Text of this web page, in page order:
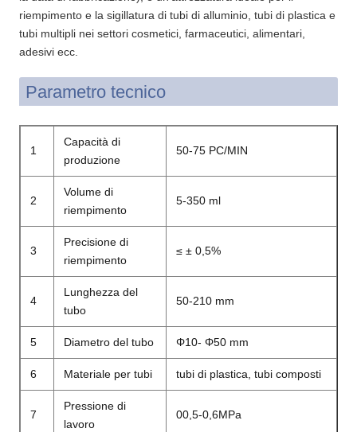
riempimento e la sigillatura di tubi di alluminio, tubi di plastica e
tubi multipli nei settori cosmetici, farmaceutici, alimentari,
adesivi ecc.
Parametro tecnico
1
Capacità di
produzione
50-75 PC/MIN
2
Volume di
riempimento
5-350 ml
3
Precisione di
riempimento
≤ ± 0,5%
4
Lunghezza del
tubo
50-210 mm
5 Diametro del tubo Φ10- Φ50 mm
6 Materiale per tubi tubi di plastica, tubi composti
7
Pressione di
lavoro
00,5-0,6MPa